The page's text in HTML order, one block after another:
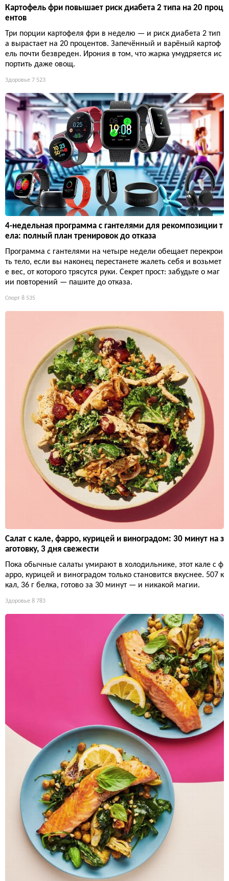
Картофель фри повышает риск диабета 2 типа на 20 проц
ентов
Три порции картофеля фри в неделю — и риск диабета 2 тип
а вырастает на 20 процентов. Запечённый и варёный картоф
ель почти безвреден. Ирония в том, что жарка умудряется ис
портить даже овощ.
Здоровье 7 523
4-недельная программа с гантелями для рекомпозиции т
ела: полный план тренировок до отказа
Программа с гантелями на четыре недели обещает перекрои
ть тело, если вы наконец перестанете жалеть себя и возьмет
е вес, от которого трясутся руки. Секрет прост: забудьте о маг
ии повторений — пашите до отказа.
Спорт 8 535
Салат с кале, фарро, курицей и виноградом: 30 минут на з
аготовку, 3 дня свежести
Пока обычные салаты умирают в холодильнике, этот кале с ф
арро, курицей и виноградом только становится вкуснее. 507 к
кал, 36 г белка, готово за 30 минут — и никакой магии.
Здоровье 8 783